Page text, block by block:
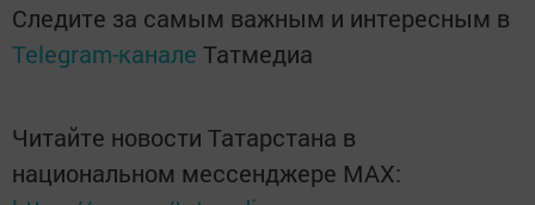
Следите за самым важным и интересным в
Telegram-канале Татмедиа
Читайте новости Татарстана в
национальном мессенджере MАХ: